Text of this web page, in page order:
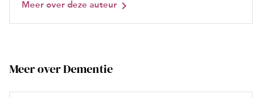
Meer over deze auteur
Meer over Dementie